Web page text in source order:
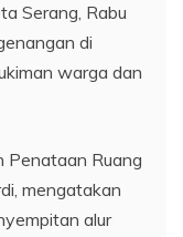
Serang, Rabu
di
warga dan
Penataan Ruang
mengatakan
alur